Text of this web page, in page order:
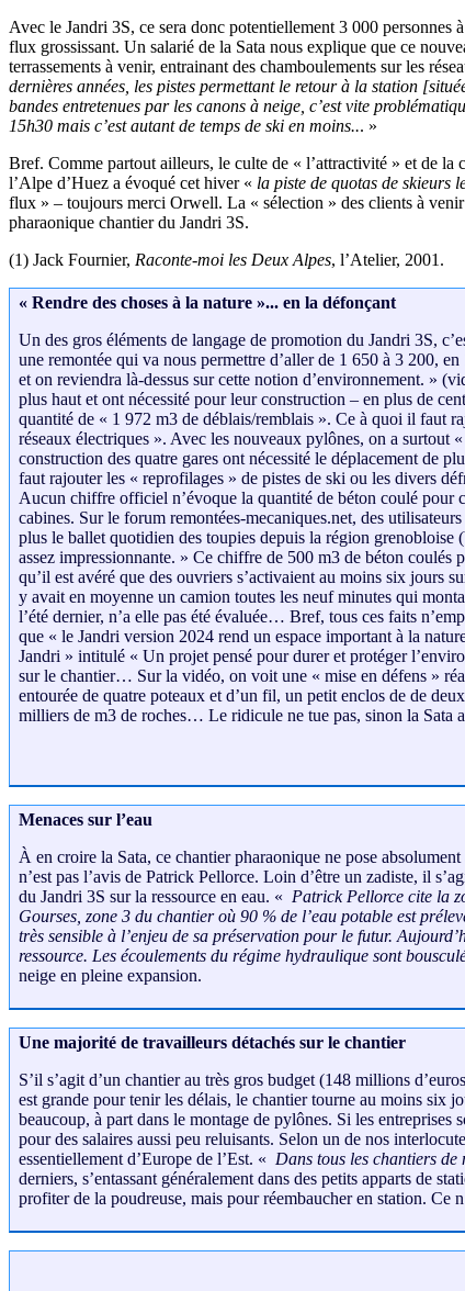
Avec le Jandri 3S, ce sera donc potentiellement 3 000 personnes
flux grossissant. Un salarié de la Sata nous explique que ce
terrassements à venir, entrainant des chamboulements sur les
dernières années, les pistes permettant le retour à la station
bandes entretenues par les canons à neige, c’est vite
15h30 mais c’est autant de temps de ski en moins... »
Bref. Comme partout ailleurs, le culte de « l’attractivité » et de la
l’Alpe d’Huez a évoqué cet hiver « la piste de quotas de skieurs
flux » – toujours merci Orwell. La « sélection » des clients à
pharaonique chantier du Jandri 3S.
(1) Jack Fournier, Raconte-moi les Deux Alpes, l’Atelier, 2001.
« Rendre des choses à la nature »... en la défonçant
Un des gros éléments de langage de promotion du Jandri 3S,
une remontée qui va nous permettre d’aller de 1 650 à 3 200,
et on reviendra là-dessus sur cette notion d’environnement. »
plus haut et ont nécessité pour leur construction – en plus de
quantité de « 1 972 m3 de déblais/remblais ». Ce à quoi il faut
réseaux électriques ». Avec les nouveaux pylônes, on a surtout
construction des quatre gares ont nécessité le déplacement de
faut rajouter les « reprofilages » de pistes de ski ou les divers
Aucun chiffre officiel n’évoque la quantité de béton coulé pour
cabines. Sur le forum remontées-mecaniques.net, des
plus le ballet quotidien des toupies depuis la région
assez impressionnante. » Ce chiffre de 500 m3 de béton
qu’il est avéré que des ouvriers s’activaient au moins six
y avait en moyenne un camion toutes les neuf minutes qui
l’été dernier, n’a elle pas été évaluée… Bref, tous ces faits
que « le Jandri version 2024 rend un espace important à la
Jandri » intitulé « Un projet pensé pour durer et protéger
sur le chantier… Sur la vidéo, on voit une « mise en défens »
entourée de quatre poteaux et d’un fil, un petit enclos de de
milliers de m3 de roches… Le ridicule ne tue pas, sinon la Sata
Menaces sur l’eau
À en croire la Sata, ce chantier pharaonique ne pose
n’est pas l’avis de Patrick Pellorce. Loin d’être un zadiste, il
du Jandri 3S sur la ressource en eau. « Patrick Pellorce cite la
Gourses, zone 3 du chantier où 90 % de l’eau potable est
très sensible à l’enjeu de sa préservation pour le futur.
ressource. Les écoulements du régime hydraulique sont
neige en pleine expansion.
Une majorité de travailleurs détachés sur le chantier
S’il s’agit d’un chantier au très gros budget (148 millions
est grande pour tenir les délais, le chantier tourne au moins six
beaucoup, à part dans le montage de pylônes. Si les
pour des salaires aussi peu reluisants. Selon un de nos
essentiellement d’Europe de l’Est. « Dans tous les chantiers de
derniers, s’entassant généralement dans des petits apparts de
profiter de la poudreuse, mais pour réembaucher en station. Ce